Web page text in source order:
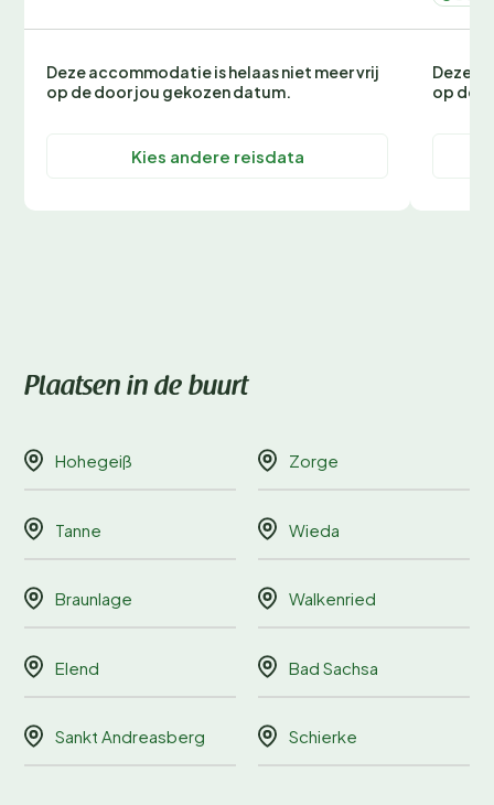
Deze accommodatie is helaas niet meer vrij
op de door jou gekozen datum.
Kies andere reisdata
Deze
op de
Plaatsen in de buurt
Hohegeiß Zorge
Tanne Wieda
Braunlage Walkenried
Elend Bad Sachsa
Sankt Andreasberg Schierke